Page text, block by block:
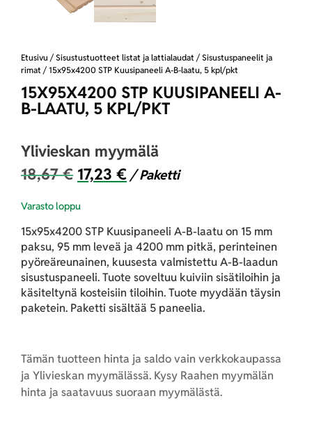
Etusivu / Sisustustuotteet listat ja lattialaudat / Sisustuspaneelit ja
rimat / 15x95x4200 STP Kuusipaneeli A-B-laatu, 5 kpl/pkt
15X95X4200 STP KUUSIPANEELI A-
B-LAATU, 5 KPL/PKT
Ylivieskan myymälä
18,67€ 17,23 € / Paketti
Varasto loppu
15x95x4200 STP Kuusipaneeli A-B-laatu on 15 mm
paksu, 95 mm leveä ja 4200 mm pitkä, perinteinen
pyöreäreunainen, kuusesta valmistettu A-B-laadun
sisustuspaneeli. Tuote soveltuu kuiviin sisätiloihin ja
käsiteltynä kosteisiin tiloihin. Tuote myydään täysin
paketein. Paketti sisältää 5 paneelia.
Tämän tuotteen hinta ja saldo vain verkkokaupassa
ja Ylivieskan myymälässä. Kysy Raahen myymälän
hinta ja saatavuus suoraan myymälästä.